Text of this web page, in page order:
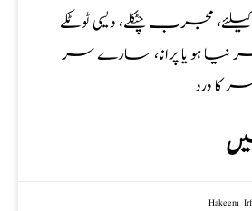
مجرب چٹکلے، دیسی ٹوٹکے
سر نیا ہو یا پرانا، سارے سر
کا درد
Hakeem